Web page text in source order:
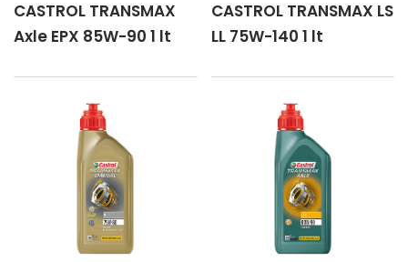
CASTROL TRANSMAX
Axle EPX 85W-90 1 lt
CASTROL TRANSMAX LS
LL 75W-140 1 lt